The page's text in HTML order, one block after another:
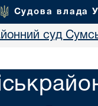
Судова влада
суд